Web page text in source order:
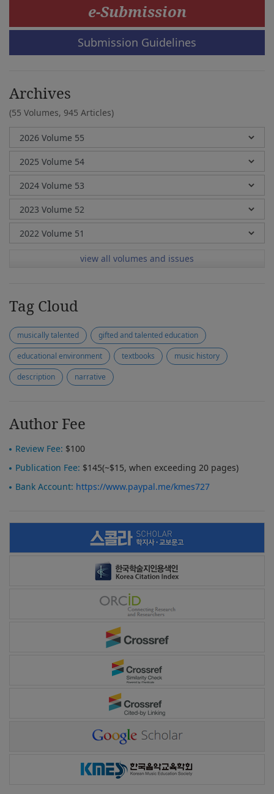
e-Submission
Submission Guidelines
Archives
(55 Volumes, 945 Articles)
view all volumes and issues
Tag Cloud
musically talented
gifted and talented education
educational environment
textbooks
music history
description
narrative
Author Fee
Review Fee: $100
Publication Fee: $145(~$15, when exceeding 20 pages)
Bank Account: https://www.paypal.me/kmes727